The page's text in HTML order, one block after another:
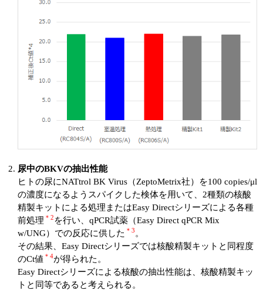
エピジェネティクス実験ガイド
RNAi実験ガイド
アプリケーションノート
プロトコール集
ユーザーズボイス集
動画ライブラリー
Q&A
尿中のBKVの抽出性能
ヒトの尿にNATtrol BK Virus（ZeptoMetrix社）を100 copies/μl
の濃度になるようスパイクした検体を用いて、2種類の核酸
精製キットによる処理またはEasy Directシリーズによる各種
前処理 ＊2 を行い、qPCR試薬（Easy Direct qPCR Mix
w/UNG）での反応に供した ＊3 。
その結果、Easy Directシリーズでは核酸精製キットと同程度
のCt値 ＊4が得られた。
Easy Directシリーズによる核酸の抽出性能は、核酸精製キッ
トと同等であると考えられる。